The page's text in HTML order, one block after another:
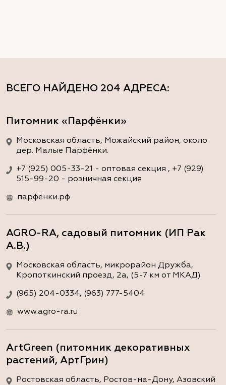
ВСЕГО НАЙДЕНО 204 АДРЕСА:
Питомник «Парфёнки»
Московская область, Можайский район, около
дер. Малые Парфёнки.
+7 (925) 005-33-21 - оптовая секция , +7 (929)
515-99-20 - розничная секция
парфёнки.рф
AGRO-RA, садовый питомник (ИП Рак
А.В.)
Московская область, микрорайон Дружба,
Кропоткинский проезд, 2а, (5-7 км от МКАД)
(965) 204-0334, (963) 777-5404
www.agro-ra.ru
ArtGreen (питомник декоративных
растений, АртГрин)
Ростовская область, Ростов-на-Дону, Азовский